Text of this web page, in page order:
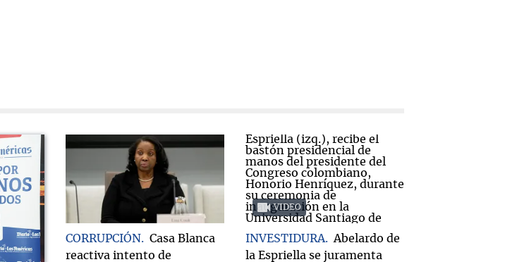
CORRUPCIÓN
Casa Blanca
reactiva intento de
VIDEO
INVESTIDURA
Abelardo de
la Espriella se juramenta